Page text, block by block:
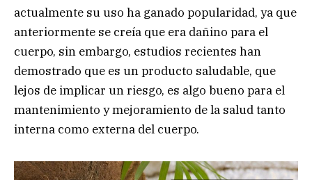
actualmente su uso ha ganado popularidad, ya que
anteriormente se creía que era dañino para el
cuerpo, sin embargo, estudios recientes han
demostrado que es un producto saludable, que
lejos de implicar un riesgo, es algo bueno para el
mantenimiento y mejoramiento de la salud tanto
interna como externa del cuerpo.